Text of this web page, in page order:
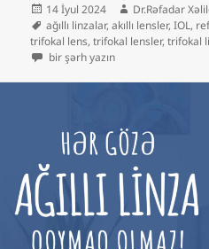
Yayım
tarixi
14 İyul 2024 Müəllif
Dr.Rəfadar
Etiketlər
ağıllı linzalar,akıllı lensler,IOL,
trifokal lens,trifokal lensler,trifokal
Trifokal linza ilə uzağı yaxşı
bir şərh yazın